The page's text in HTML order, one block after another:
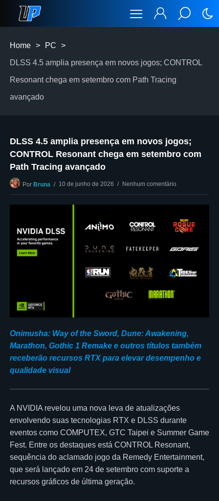
Home > PC >
DLSS 4.5 amplia presença em novos jogos; CONTROL
Resonant chega em setembro com Path Tracing
avançado
DLSS 4.5 amplia presença em novos jogos;
CONTROL Resonant chega em setembro com
Path Tracing avançado
Por Bruna 10 de junho de 2026 Nenhum comentário
Onimusha: Way of the Sword, Dune: Awakening,
Marathon, Gothic 1 Remake e outros títulos também
receberão recursos RTX para elevar desempenho e
qualidade visual
A NVIDIA revelou uma nova leva de atualizações
envolvendo suas tecnologias RTX e DLSS durante
eventos como COMPUTEX, GTC Taipei e Summer Game
Fest. Entre os destaques está CONTROL Resonant,
sequência do aclamado jogo da Remedy Entertainment,
que será lançado em 24 de setembro com suporte a
recursos gráficos de última geração.